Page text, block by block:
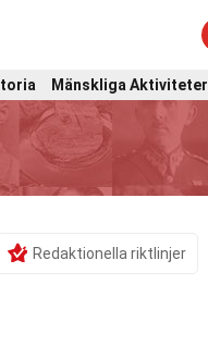
Mänskliga Aktiviteter
Redaktionella riktlinjer